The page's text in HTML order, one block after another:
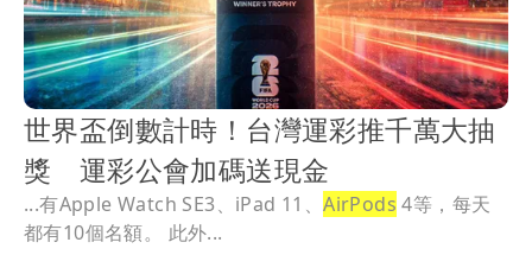
世界盃倒數計時！台灣運彩推千萬大抽
獎 運彩公會加碼送現金
...有Apple Watch SE3、iPad 11、AirPods 4等，每天
都有10個名額。 此外...